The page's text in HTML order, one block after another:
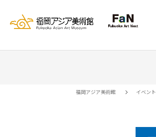
福岡アジア美術館 イベント